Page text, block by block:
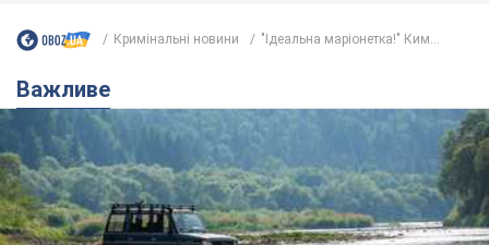
Кримінальні новини "Ідеальна маріонетка!" Ким...
Важливе